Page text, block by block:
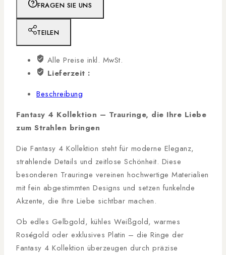
FRAGEN SIE UNS
TEILEN
Alle Preise inkl. MwSt.
Lieferzeit :
Beschreibung
Fantasy 4 Kollektion – Trauringe, die Ihre Liebe
zum Strahlen bringen
Die Fantasy 4 Kollektion steht für moderne Eleganz,
strahlende Details und zeitlose Schönheit. Diese
besonderen Trauringe vereinen hochwertige Materialien
mit fein abgestimmten Designs und setzen funkelnde
Akzente, die Ihre Liebe sichtbar machen.
Ob edles Gelbgold, kühles Weißgold, warmes
Roségold oder exklusives Platin – die Ringe der
Fantasy 4 Kollektion überzeugen durch präzise